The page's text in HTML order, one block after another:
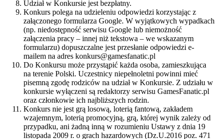
Udział w Konkursie jest bezpłatny.
Konkurs polega na udzieleniu odpowiedzi korzystając z
załączonego formularza Google. W wyjątkowych wypadkach
(np. niedostępność serwisu Google lub niemożność
załączenia pracy – innej niż tekstowa – we wskazanym
formularzu) dopuszczalne jest przesłanie odpowiedzi e-
mailem na adres konkurs@gamesfanatic.pl
Do Konkursu może przystąpić każda osoba, zamieszkująca
na terenie Polski. Uczestnicy niepełnoletni powinni mieć
pisemną zgodę rodziców na udział w Konkursie. Z udziału w
konkursie wyłączeni są redaktorzy serwisu GamesFanatic.pl
oraz członkowie ich najbliższych rodzin.
Konkurs nie jest grą losową, loterią fantową, zakładem
wzajemnym, loterią promocyjną, grą, której wynik zależy od
przypadku, ani żadną inną w rozumieniu Ustawy z dnia 19
listopada 2009 r. o grach hazardowych (Dz.U.2016 poz. 471